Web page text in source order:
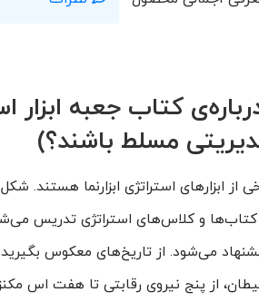
کتاب جعبه ابزار
مسلط باشند؟)
از ابزارهای استراتژی ابزارنما هستند.
کتاب‌ها و کلاس‌های استراتژی تدریس
می‌شود. از تاریخ‌های معکوس بگیرید
از پنج نیروی رقابتی تا هفت اس